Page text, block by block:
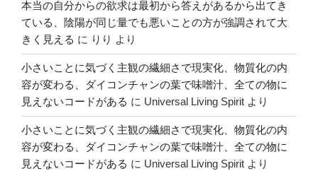
本当の自分からの欲求は最初から答えがあるから出てき
ている、陰陽が同じ量でも悪いことの方が強調されて大
きく見える に りり より
小さいことに気づく主観の繊細さで現実化、物質化の内
容が変わる、ダイコンチャンの葉で味噌汁、全ての物に
見えないコードがある に Universal Living Spirit より
小さいことに気づく主観の繊細さで現実化、物質化の内
容が変わる、ダイコンチャンの葉で味噌汁、全ての物に
見えないコードがある に Universal Living Spirit より